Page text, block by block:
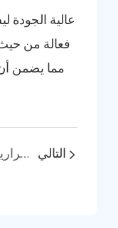
ما وراء اللهب: اعتبارات السلامة الحرارية الحرجة لاختيار كابل الألياف البصرية الحديثة التالي